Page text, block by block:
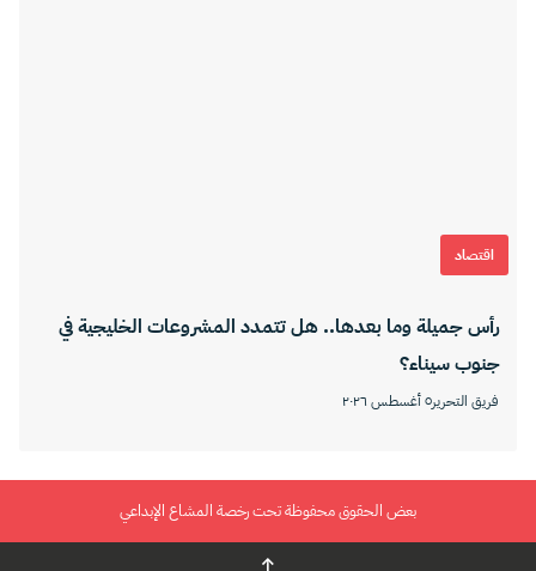
اقتصاد
رأس جميلة وما بعدها.. هل تتمدد المشروعات الخليجية في
جنوب سيناء؟
فريق التحرير٥ أغسطس ٢٠٢٦
بعض الحقوق محفوظة تحت رخصة المشاع الإبداعي